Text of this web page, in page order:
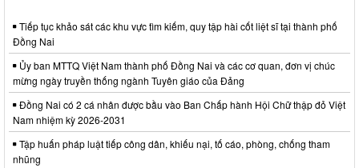
Tiếp tục khảo sát các khu vực tìm kiếm, quy tập hài cốt liệt sĩ tại thành phố
Đồng Nai
Ủy ban MTTQ Việt Nam thành phố Đồng Nai và các cơ quan, đơn vị chúc
mừng ngày truyền thống ngành Tuyên giáo của Đảng
Đồng Nai có 2 cá nhân được bầu vào Ban Chấp hành Hội Chữ thập đỏ Việt
Nam nhiệm kỳ 2026-2031
Tập huấn pháp luật tiếp công dân, khiếu nại, tố cáo, phòng, chống tham
nhũng